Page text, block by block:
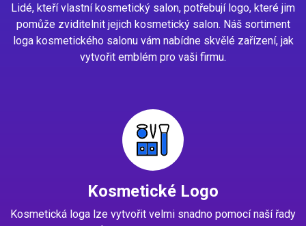
Lidé, kteří vlastní kosmetický salon, potřebují logo, které jim
pomůže zviditelnit jejich kosmetický salon. Náš sortiment
loga kosmetického salonu vám nabídne skvělé zařízení, jak
vytvořit emblém pro vaši firmu.
Kosmetické Logo
Kosmetická loga lze vytvořit velmi snadno pomocí naší řady